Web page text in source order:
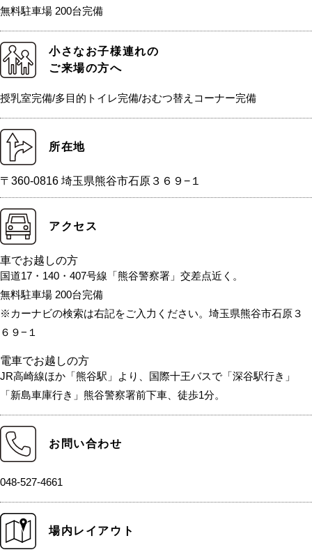
無料駐車場 200台完備
小さなお子様連れの
ご来場の方へ
授乳室完備/多目的トイレ完備/おむつ替えコーナー完備
所在地
〒360-0816 埼玉県熊谷市石原３６９−１
アクセス
車でお越しの方
国道17・140・407号線「熊谷警察署」交差点近く。
無料駐車場 200台完備
※カーナビの検索は右記をご入力ください。埼玉県熊谷市石原３
６９−１
電車でお越しの方
JR高崎線ほか「熊谷駅」より、国際十王バスで「深谷駅行き」
「新島車庫行き」熊谷警察署前下車、徒歩1分。
お問い合わせ
048-527-4661
場内レイアウト